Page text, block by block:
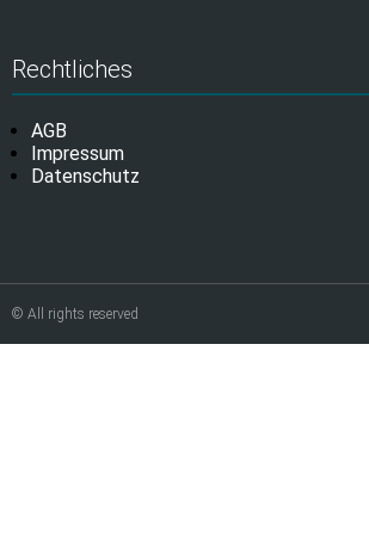
Rechtliches
AGB
Impressum
Datenschutz
© All rights reserved